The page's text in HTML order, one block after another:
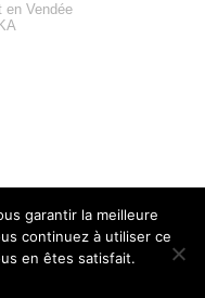
en Vendée
garantir la meilleure
continuez à utiliser ce
en êtes satisfait.